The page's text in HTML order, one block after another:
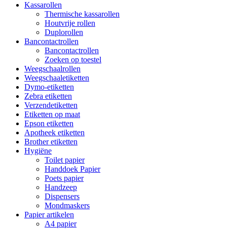
Kassarollen
Thermische kassarollen
Houtvrije rollen
Duplorollen
Bancontactrollen
Bancontactrollen
Zoeken op toestel
Weegschaalrollen
Weegschaaletiketten
Dymo-etiketten
Zebra etiketten
Verzendetiketten
Etiketten op maat
Epson etiketten
Apotheek etiketten
Brother etiketten
Hygiëne
Toilet papier
Handdoek Papier
Poets papier
Handzeep
Dispensers
Mondmaskers
Papier artikelen
A4 papier